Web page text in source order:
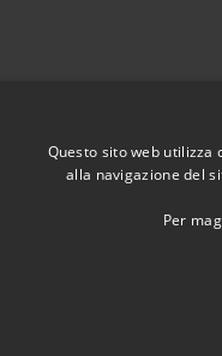
Questo sito web
alla navigazione del
Per